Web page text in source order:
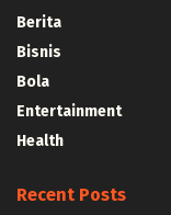
Berita
Bisnis
Bola
Entertainment
Health
Recent Posts